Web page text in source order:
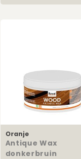
Oranje
Antique Wax
donkerbruin